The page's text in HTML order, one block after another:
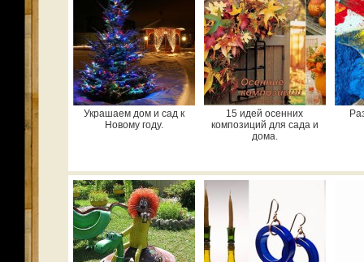
Украшаем дом и сад к
Новому году.
15 идей осенних
композиций для сада и
дома.